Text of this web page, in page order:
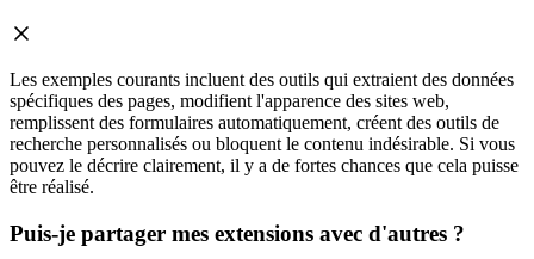
Les exemples courants incluent des outils qui extraient des données
spécifiques des pages, modifient l'apparence des sites web,
remplissent des formulaires automatiquement, créent des outils de
recherche personnalisés ou bloquent le contenu indésirable. Si vous
pouvez le décrire clairement, il y a de fortes chances que cela puisse
être réalisé.
Puis-je partager mes extensions avec d'autres ?